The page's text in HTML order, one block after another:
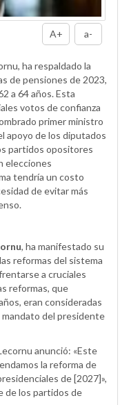
A+ a-
ha respaldado la
de pensiones de 2023,
a 64 años. Esta
votos de confianza
primer ministro
apoyo de los diputados
partidos opositores
elecciones
tendría un costo
de evitar más
, ha manifestado su
reformas del sistema
a cruciales
reformas, que
eran consideradas
mandato del presidente
anunció: «Este
la reforma de
de [2027]»,
de los partidos de